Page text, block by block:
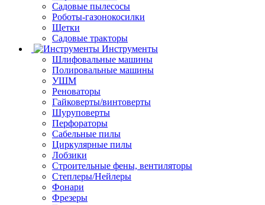
Садовые пылесосы
Роботы-газонокосилки
Щетки
Садовые тракторы
Инструменты
Шлифовальные машины
Полировальные машины
УШМ
Реноваторы
Гайковерты/винтоверты
Шуруповерты
Перфораторы
Сабельные пилы
Циркулярные пилы
Лобзики
Строительные фены, вентиляторы
Степлеры/Нейлеры
Фонари
Фрезеры